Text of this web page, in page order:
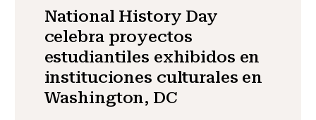
National History Day
celebra proyectos
estudiantiles exhibidos en
instituciones culturales en
Washington, DC